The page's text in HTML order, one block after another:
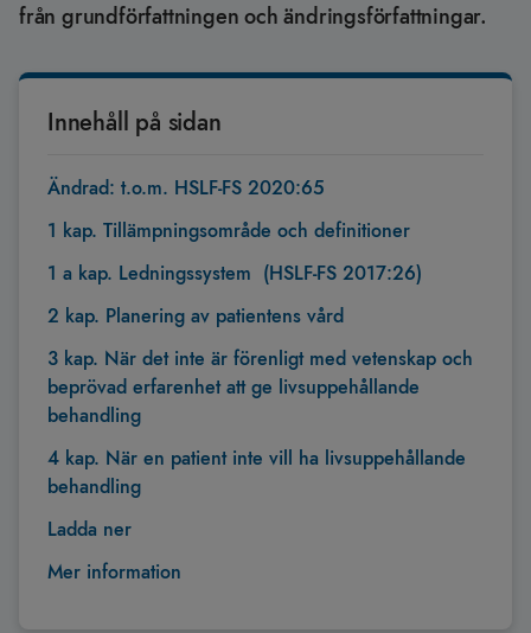
från grundförfattningen och ändringsförfattningar.
Innehåll på sidan
Ändrad: t.o.m. HSLF-FS 2020:65
1 kap. Tillämpningsområde och definitioner
1 a kap. Ledningssystem (HSLF-FS 2017:26)
2 kap. Planering av patientens vård
3 kap. När det inte är förenligt med vetenskap och
beprövad erfarenhet att ge livsuppehållande
behandling
4 kap. När en patient inte vill ha livsuppehållande
behandling
Ladda ner
Mer information